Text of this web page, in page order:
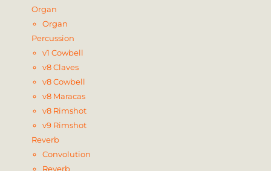
Organ
Organ
Percussion
v1 Cowbell
v8 Claves
v8 Cowbell
v8 Maracas
v8 Rimshot
v9 Rimshot
Reverb
Convolution
Reverb